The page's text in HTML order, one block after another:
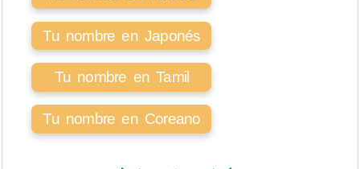
Tu nombre en Japonés
Tu nombre en Tamil
Tu nombre en Coreano